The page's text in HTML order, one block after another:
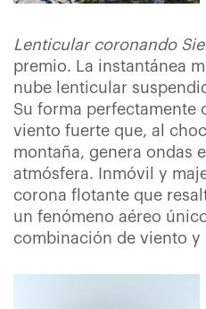
Lenticular coronando
premio. La instantánea
nube lenticular
Su forma perfectamente
viento fuerte que, al
montaña, genera ondas
atmósfera. Inmóvil y
corona flotante que
un fenómeno aéreo
combinación de viento y